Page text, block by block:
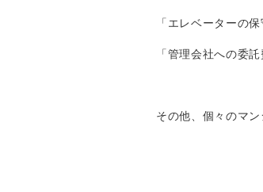
「エレベーターの
「管理会社への委
その他、個々のマ